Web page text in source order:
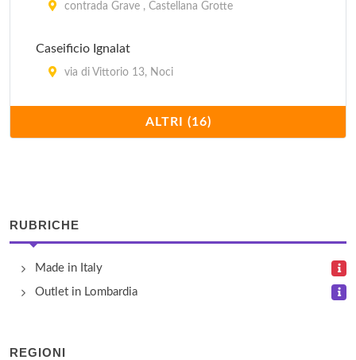
contrada Grave , Castellana Grotte
Caseificio Ignalat
via di Vittorio 13, Noci
via 3 Novembre 22, Castellana Grotte
Diffusione Tessile
via Zippittelli 16, Bari
ALTRI (16)
RUBRICHE
Made in Italy
Outlet in Lombardia
REGIONI